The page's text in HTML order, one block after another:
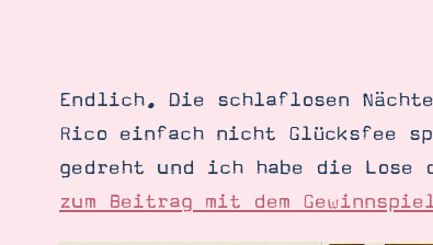
Blog
Gutscheine
Produkte erklärt
Über mich
Über Stampin’ Up!
Endlich. Die schlaflosen
Rico einfach nicht Glücksfee
gedreht und ich habe die Lose
zum Beitrag mit dem